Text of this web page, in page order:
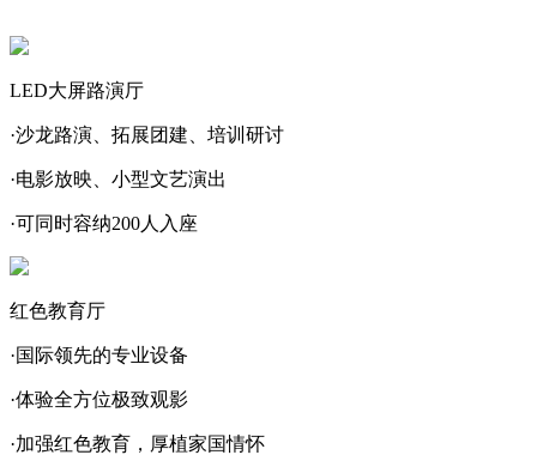
LED大屏路演厅
·沙龙路演、拓展团建、培训研讨
·电影放映、小型文艺演出
·可同时容纳200人入座
红色教育厅
·国际领先的专业设备
·体验全方位极致观影
·加强红色教育，厚植家国情怀